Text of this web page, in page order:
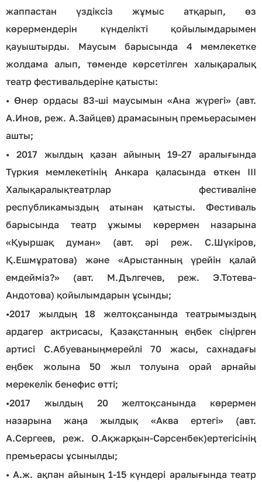
жаппастан үздіксіз жұмыс атқарып, өз
көрермендерін күнделікті қойылымдарымен
қауыштырды. Маусым барысында 4 мемлекетке
жолдама алып, төменде көрсетілген халықаралық
театр фестивальдеріне қатысты:
• Өнер ордасы 83-ші маусымын «Ана жүрегі» (авт.
А.Инов, реж. А.Зайцев) драмасының премьерасымен
ашты;
• 2017 жылдың қазан айының 19-27 аралығында
Түркия мемлекетінің Анкара қаласында өткен III
Халықаралықтеатрлар фестиваліне
республикамыздың атынан қатысты. Фестиваль
барысында театр ұжымы көрермен назарына
«Қуыршақ думан» (авт. әрі реж. С.Шүкіров,
Қ.Ешмұратова) және «Арыстанның үрейін қалай
емдейміз?» (авт. М.Дългечев, реж. Э.Тотева-
Андотова) қойылымдарын ұсынды;
•2017 жылдың 18 желтоқсанында театрымыздың
ардагер актрисасы, Қазақстанның еңбек сіңірген
артисі С.Абуеваныңмерейлі 70 жасы, сахнадағы
еңбек жолына 50 жыл толуына орай арнайы
мерекелік бенефис өтті;
•2017 жылдың 20 желтоқсанында көрермен
назарына жаңа жылдық «Аква ертегі» (авт.
А.Сергеев, реж. О.Ақжарқын-Сәрсенбек)ертегісінің
премьерасы ұсынылды;
• А.ж. ақпан айының 1-15 күндері аралығында театр